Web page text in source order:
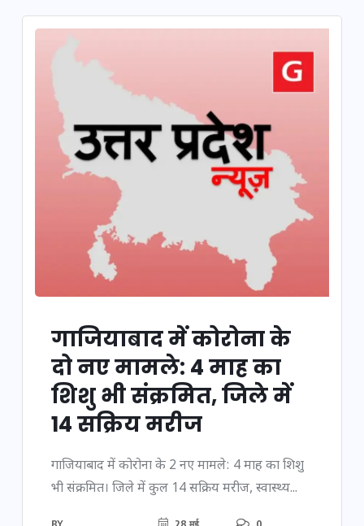
गाजियाबाद में कोरोना के
दो नए मामले: 4 माह का
शिशु भी संक्रमित, जिले में
14 सक्रिय मरीज
गाजियाबाद में कोरोना के 2 नए मामले: 4 माह का शिशु
भी संक्रमित। जिले में कुल 14 सक्रिय मरीज, स्वास्थ्य...